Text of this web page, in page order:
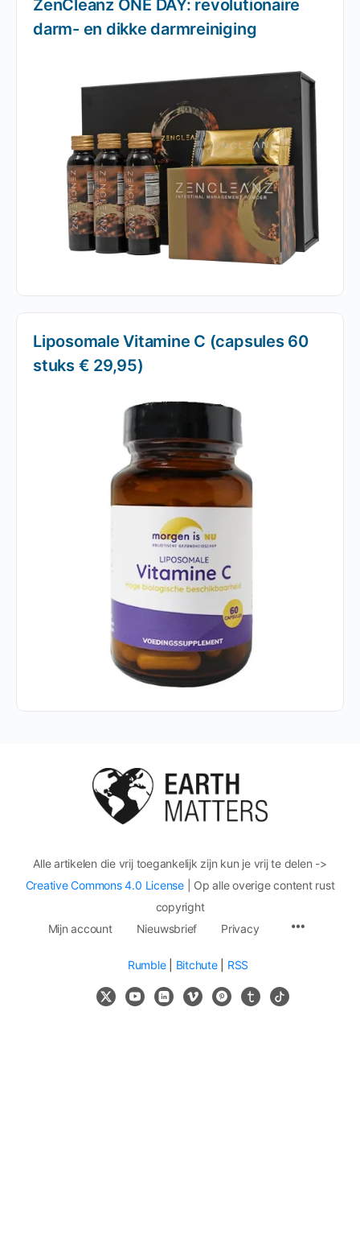
ZenCleanz ONE DAY: revolutionaire
darm- en dikke darmreiniging
Liposomale Vitamine C (capsules 60
stuks € 29,95)
Alle artikelen die vrij toegankelijk zijn kun je vrij te delen ->
Creative Commons 4.0 License| Op alle overige content rust
copyright
Mijn account
Nieuwsbrief Privacy
Rumble| Bitchute| RSS